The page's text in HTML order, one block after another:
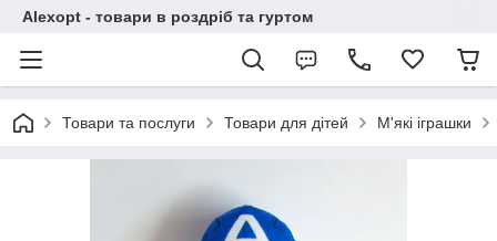
Alexopt - товари в роздріб та гуртом
Товари та послуги Товари для дітей М'які іграшки